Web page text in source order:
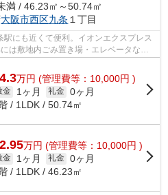
満 / 46.23㎡～50.74㎡
大阪市西区九条 １丁目
にも近くて便利。イオンエクスプレス
は敷地内ごみ置き場・エレベータなど
万円 (管理費等：10,000円 )
金 1ヶ月 礼金 0ヶ月
/ 1LDK / 50.74㎡
万円 (管理費等：10,000円 )
金 1ヶ月 礼金 0ヶ月
/ 1LDK / 46.23㎡